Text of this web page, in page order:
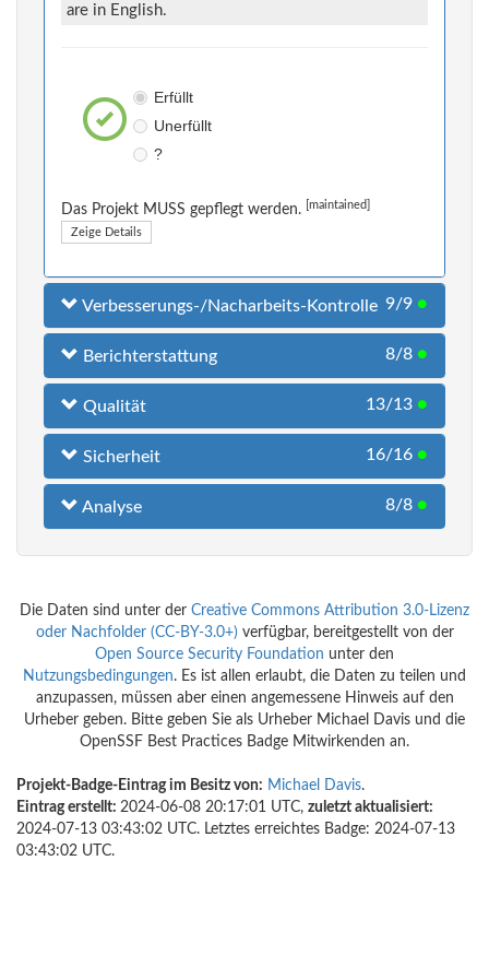
are in English.
Erfüllt
Unerfüllt
?
Das Projekt MUSS gepflegt werden. [maintained]
Zeige Details
Verbesserungs-/Nacharbeits-Kontrolle 9/9 ●
Berichterstattung 8/8 ●
Qualität 13/13 ●
Sicherheit 16/16 ●
Analyse 8/8 ●
Die Daten sind unter der Creative Commons Attribution 3.0-Lizenz
oder Nachfolder (CC-BY-3.0+) verfügbar, bereitgestellt von der
Open Source Security Foundation unter den
Nutzungsbedingungen. Es ist allen erlaubt, die Daten zu teilen und
anzupassen, müssen aber einen angemessene Hinweis auf den
Urheber geben. Bitte geben Sie als Urheber Michael Davis und die
OpenSSF Best Practices Badge Mitwirkenden an.
Projekt-Badge-Eintrag im Besitz von: Michael Davis.
Eintrag erstellt: 2024-06-08 20:17:01 UTC, zuletzt aktualisiert:
2024-07-13 03:43:02 UTC. Letztes erreichtes Badge: 2024-07-13
03:43:02 UTC.